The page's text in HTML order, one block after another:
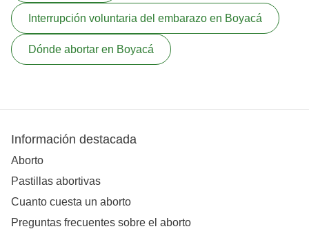
Interrupción voluntaria del embarazo en Boyacá
Dónde abortar en Boyacá
Información destacada
Aborto
Pastillas abortivas
Cuanto cuesta un aborto
Preguntas frecuentes sobre el aborto